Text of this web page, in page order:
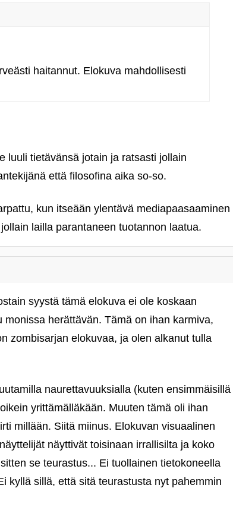
haitannut. Elokuva mahdollisesti
luuli tietävänsä jotain ja ratsasti jollain
että filosofina aika so-so.
kun itseään ylentävä mediapaasaaminen
lailla parantaneen tuotannon laatua.
syystä tämä elokuva ei ole koskaan
herättävän. Tämä on ihan karmiva,
zombisarjan elokuvaa, ja olen alkanut tulla
naurettavuuksialla (kuten ensimmäisillä
yrittämälläkään. Muuten tämä oli ihan
millään. Siitä miinus. Elokuvan visuaalinen
näyttivät toisinaan irrallisilta ja koko
se teurastus... Ei tuollainen tietokoneella
kyllä sillä, että sitä teurastusta nyt pahemmin